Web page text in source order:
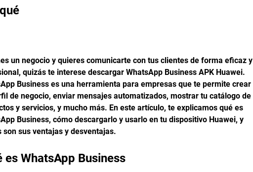
un negocio y quieres comunicarte con tus clientes de forma eficaz y
quizás te interese descargar WhatsApp Business APK Huawei.
Business es una herramienta para empresas que te permite crear
de negocio, enviar mensajes automatizados, mostrar tu catálogo de
y servicios, y mucho más. En este artículo, te explicamos qué es
Business, cómo descargarlo y usarlo en tu dispositivo Huawei, y
son sus ventajas y desventajas.
es WhatsApp Business